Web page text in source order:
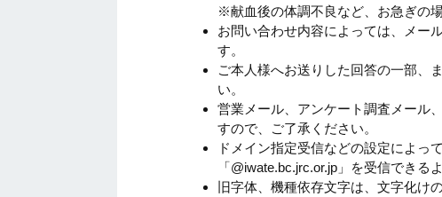
※献血後の体調不良など、お急ぎの
お問い合わせ内容によっては、メー
す。
ご本人様へお送りした回答の一部、
い。
営業メール、アンケート調査メール
すので、ご了承ください。
ドメイン指定受信などの設定によっ
「@iwate.bc.jrc.or.jp」を受信できる
旧字体、機種依存文字は、文字化け